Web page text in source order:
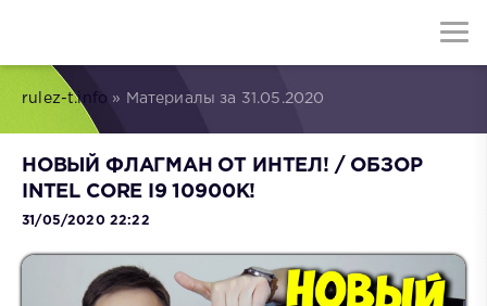
rulez-t.info » Материалы за 31.05.2020
НОВЫЙ ФЛАГМАН ОТ ИНТЕЛ! / ОБЗОР
INTEL CORE I9 10900K!
31/05/2020 22:22